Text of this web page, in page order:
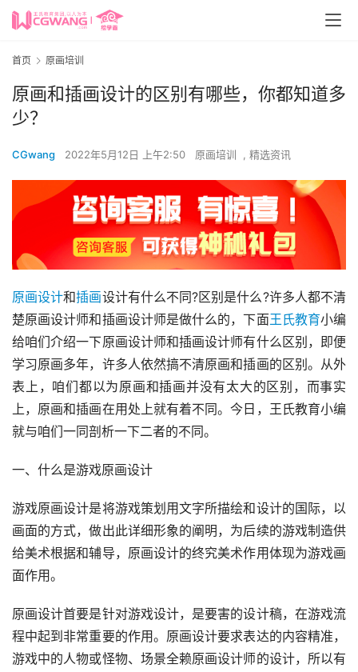
首页 原画培训
原画和插画设计的区别有哪些，你都知道多
少？
CGwang 2022年5月12日 上午2:50 原画培训 , 精选资讯
原画设计和插画设计有什么不同?区别是什么?许多人都不清
楚原画设计师和插画设计师是做什么的，下面王氏教育小编
给咱们介绍一下原画设计师和插画设计师有什么区别，即便
学习原画多年，许多人依然搞不清原画和插画的区别。从外
表上，咱们都以为原画和插画并没有太大的区别，而事实
上，原画和插画在用处上就有着不同。今日，王氏教育小编
就与咱们一同剖析一下二者的不同。
一、什么是游戏原画设计
游戏原画设计是将游戏策划用文字所描绘和设计的国际，以
画面的方式，做出此详细形象的阐明，为后续的游戏制造供
给美术根据和辅导，原画设计的终究美术作用体现为游戏画
面作用。
原画设计首要是针对游戏设计，是要害的设计稿，在游戏流
程中起到非常重要的作用。原画设计要求表达的内容精准，
游戏中的人物或怪物、场景全赖原画设计师的设计，所以有